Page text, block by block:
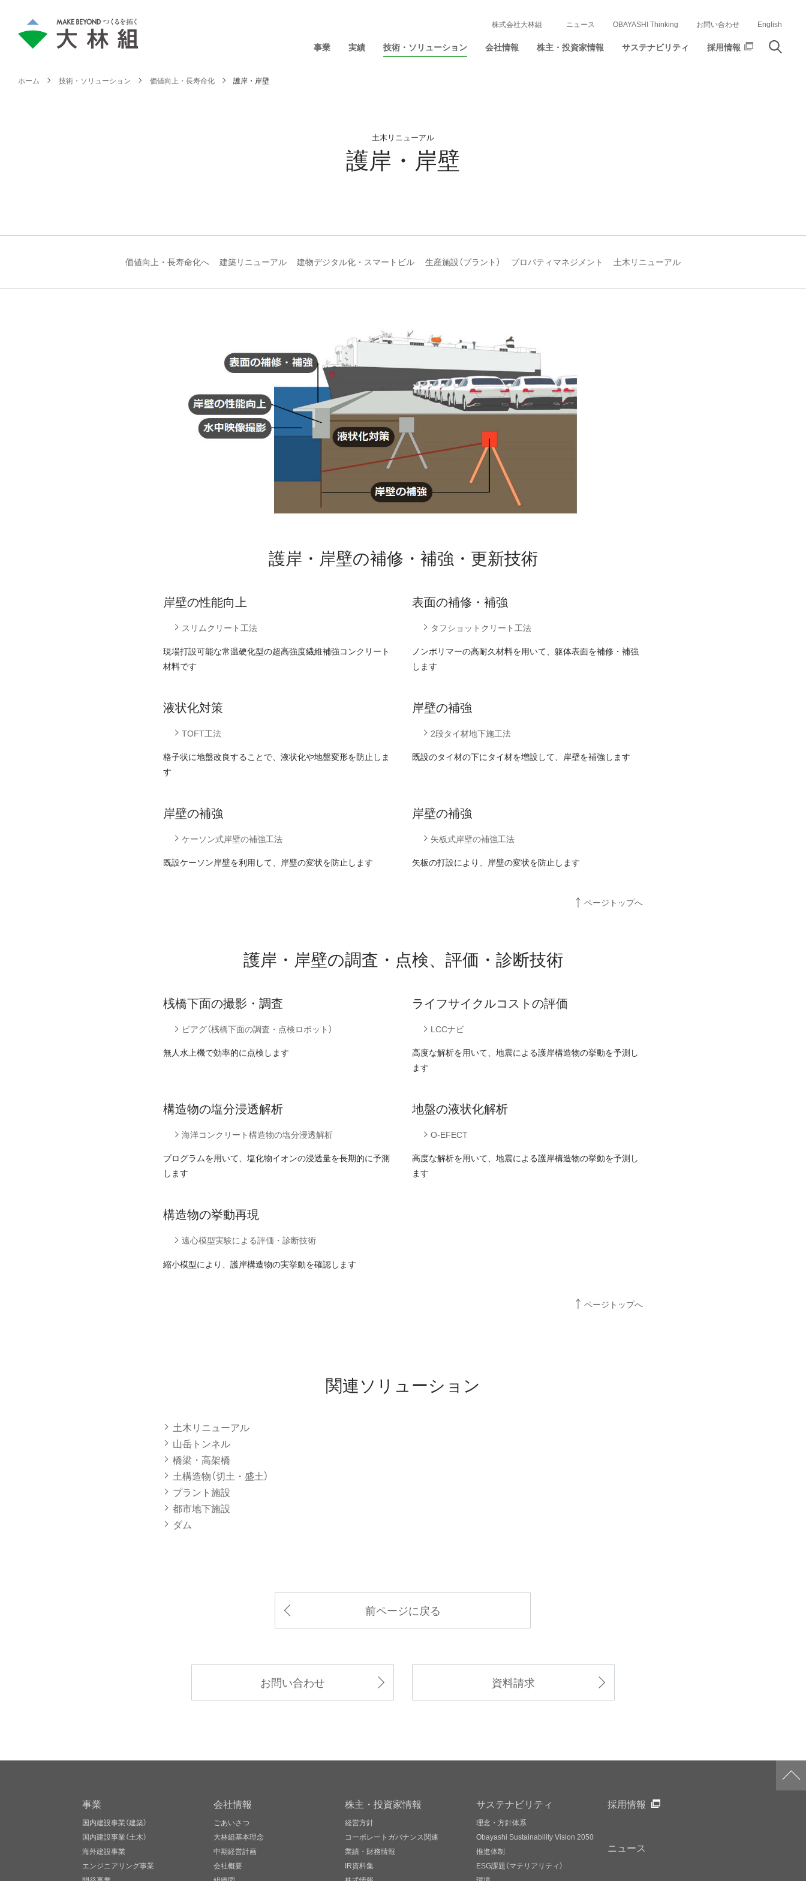
事業 実績 技術・ソリューション 会社情報 株主・投資家情報 サステナビリティ 採用情報
株式会社大林組 ニュース OBAYASHI Thinking お問い合わせ English
ホーム 技術・ソリューション 価値向上・長寿命化 護岸・岸壁
土木リニューアル
護岸・岸壁
価値向上・長寿命化へ 建築リニューアル 建物デジタル化・スマートビル 生産施設（プラント） プロパティマネジメント 土木リニューアル
護岸・岸壁の補修・補強・更新技術
岸壁の性能向上
スリムクリート工法
現場打設可能な常温硬化型の超高強度繊維補強コンクリート
材料です
表面の補修・補強
タフショットクリート工法
ノンポリマーの高耐久材料を用いて、躯体表面を補修・補強
します
液状化対策
TOFT工法
格子状に地盤改良することで、液状化や地盤変形を防止しま
す
岸壁の補強
2段タイ材地下施工法
既設のタイ材の下にタイ材を増設して、岸壁を補強します
岸壁の補強
ケーソン式岸壁の補強工法
既設ケーソン岸壁を利用して、岸壁の変状を防止します
岸壁の補強
矢板式岸壁の補強工法
矢板の打設により、岸壁の変状を防止します
ページトップへ
護岸・岸壁の調査・点検、評価・診断技術
桟橋下面の撮影・調査
ピアグ（桟橋下面の調査・点検ロボット）
無人水上機で効率的に点検します
ライフサイクルコストの評価
LCCナビ
高度な解析を用いて、地震による護岸構造物の挙動を予測し
ます
構造物の塩分浸透解析
海洋コンクリート構造物の塩分浸透解析
プログラムを用いて、塩化物イオンの浸透量を長期的に予測
します
地盤の液状化解析
O-EFECT
高度な解析を用いて、地震による護岸構造物の挙動を予測し
ます
構造物の挙動再現
遠心模型実験による評価・診断技術
縮小模型により、護岸構造物の実挙動を確認します
ページトップへ
関連ソリューション
土木リニューアル
山岳トンネル
橋梁・高架橋
土構造物（切土・盛土）
プラント施設
都市地下施設
ダム
前ページに戻る
お問い合わせ 資料請求
事業
国内建設事業（建築）
国内建設事業（土木）
海外建設事業
エンジニアリング事業
会社情報
ごあいさつ
大林組基本理念
中期経営計画
会社概要
株主・投資家情報
経営方針
コーポレートガバナンス関連
業績・財務情報
IR資料集
サステナビリティ
理念・方針体系
Obayashi Sustainability Vision 2050
推進体制
ESG課題（マテリアリティ）
採用情報
ニュース